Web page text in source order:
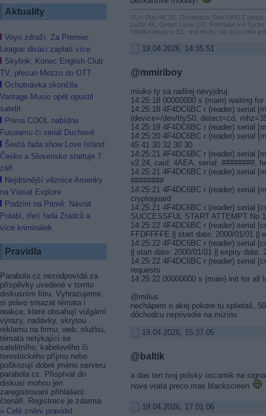
Aktuality
Voyo zdraží. Za Premier
League diváci zaplatí více
Skylink: Konec English Club
TV, přesun Mezzo do OTT
Ochutnávka skončila.
Vantage Music opět opustil
satelit
Prima COOL nabídne
Futuramu či seriál Duchové
Šestá řada show Love Island
Česko a Slovensko startuje 7.
září
Nejdrsnější věznice Ameriky
na Viasat Explore
Podzim na Primě: Návrat
Polabí, třetí řada Zrádců a
více kriminálek
Pravidla
Parabola.cz nezodpovídá za
příspěvky uvedené v tomto
diskusním fóru. Vyhrazujeme
si právo smazat témata i
reakce, které obsahují vulgární
výrazy, nadávky, skrytou
reklamu na firmu, web, službu,
témata netýkající se
satelitního, kabelového či
terestrického příjmu nebo
poškozují dobré jméno serveru
parabola.cz. Přispívat do
diskusí mohou jen
zaregistrovaní přihlášení
čtenáři. Registrace je zdarma.
» Celé znění pravidel .
VU+ Duo 4K SE, Dreambox One UHD
Lunix 4K, Qviart Lunix CO, Formuler F4
Všetko linuxy s E2 - iné druhy stb sú u mňa
19.04.2026, 14:35.51
@mmiriboy
miuko ty sa radšej nevyjdruj:
14:25:18 00000000 s (main) waiting
14:25:18 4F4DC6BC r (reader) serial
(device=/dev/ttyS0, detect=cd,
14:25:19 4F4DC6BC r (reader) serial
14:25:20 4F4DC6BC r (reader) serial
45 41 30 32 30 30
14:25:21 4F4DC6BC r (reader) serial
v2.24, caid: 4AEA, serial: ########,
14:25:21 4F4DC6BC r (reader) serial
########
14:25:21 4F4DC6BC r (reader) serial
cryptoguard
14:25:21 4F4DC6BC r (reader) serial
SUCCESSFUL START ATTEMPT No
14:25:22 4F4DC6BC r (reader) serial
FFDFFFFE || start date: 2000/01/01 ||
14:25:22 4F4DC6BC r (reader) serial
|| start date: 2000/01/01 || expiry date:
14:25:22 4F4DC6BC r (reader) serial
requests
14:25:22 00000000 s (main) init for all
@milius
nechápem o akej pokore tu splietaš,
dôchodcu neprivedie na mizinu
19.04.2026, 15:37.05
@baltik
a das ten tvoj polsky oscamik na
nove vrata preco mas blackscreen
19.04.2026, 17:01.06